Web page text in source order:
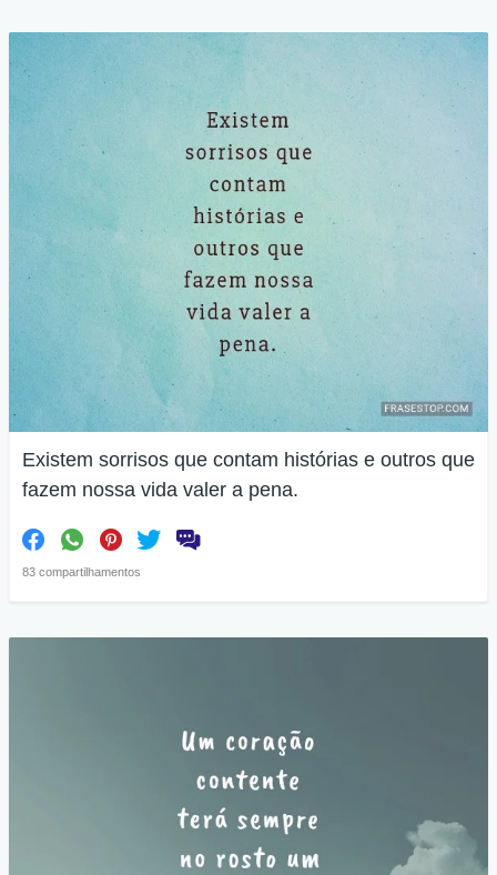
Existem sorrisos que contam histórias e outros que
fazem nossa vida valer a pena.
83 compartilhamentos